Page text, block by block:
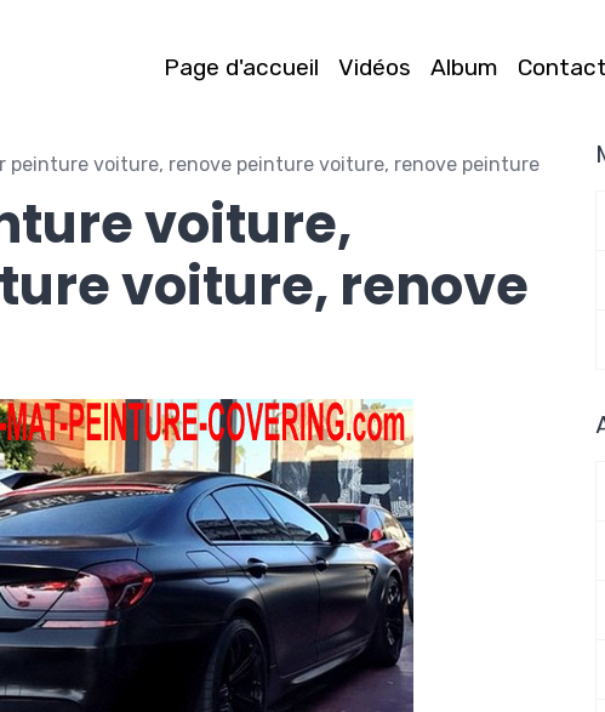
Page d'accueil Vidéos Album Contact
peinture voiture, renove peinture voiture, renove peinture
voiture,
voiture, renove